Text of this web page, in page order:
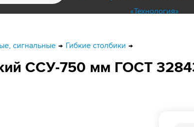
сигнальные Гибкие столбики
ССУ-750 мм ГОСТ